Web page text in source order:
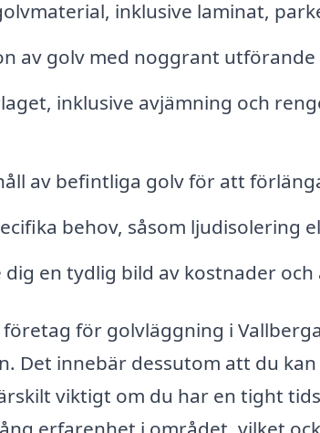
inklusive laminat,
av golv med noggrant
inklusive avjämning och
av befintliga golv för att
behov, såsom ljudisolering
en tydlig bild av kostnader
för golvläggning i
Det innebär dessutom att du
viktigt om du har en tight